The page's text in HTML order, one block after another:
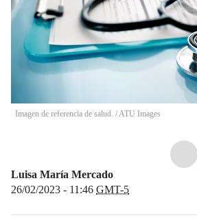
Imagen de referencia de salud. /ATU Images
Luisa María Mercado
26/02/2023 - 11:46 GMT-5